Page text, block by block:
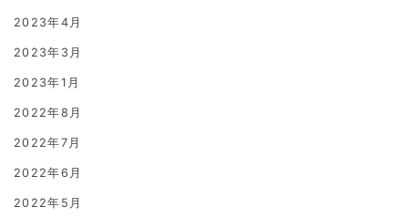
2023年4月
2023年3月
2023年1月
2022年8月
2022年7月
2022年6月
2022年5月